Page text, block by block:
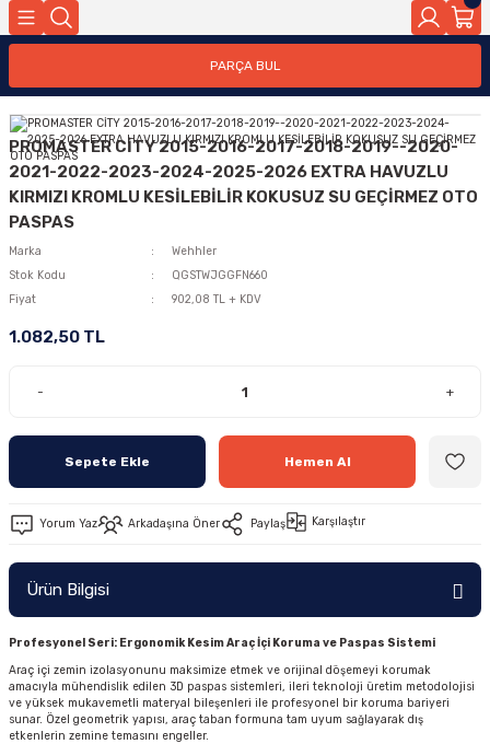
PARÇA BUL
PROMASTER CİTY 2015-2016-2017-2018-2019--2020-
2021-2022-2023-2024-2025-2026 EXTRA HAVUZLU
KIRMIZI KROMLU KESİLEBİLİR KOKUSUZ SU GEÇİRMEZ OTO
PASPAS
Marka
Wehhler
Stok Kodu
QGSTWJGGFN660
Fiyat
902,08 TL + KDV
1.082,50 TL
- +
Sepete Ekle Hemen Al
Yorum Yaz Arkadaşına Öner Paylaş Karşılaştır
Ürün Bilgisi
Profesyonel Seri: Ergonomik Kesim Araç İçi Koruma ve Paspas Sistemi
Araç içi zemin izolasyonunu maksimize etmek ve orijinal döşemeyi korumak
amacıyla mühendislik edilen 3D paspas sistemleri, ileri teknoloji üretim metodolojisi
ve yüksek mukavemetli materyal bileşenleri ile profesyonel bir koruma bariyeri
sunar. Özel geometrik yapısı, araç taban formuna tam uyum sağlayarak dış
etkenlerin zemine temasını engeller.